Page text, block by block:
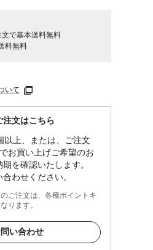
で基本送料無料
料無料
いて
注文はこちら
以上、または、ご注文
お買い上げご希望のお
を確認いたします。
わせください。
ご注文は、各種ポイントキ
ります。
い合わせ